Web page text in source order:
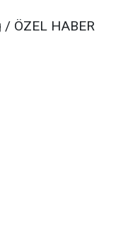
ÖZEL HABER